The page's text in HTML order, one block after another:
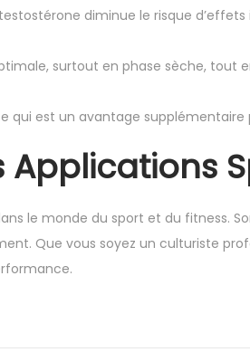
diminue le risque
surtout en phase sèche, tout
qui est un avantage supplémentaire
Applications
le monde du sport et du fitness.
Que vous soyez un culturiste